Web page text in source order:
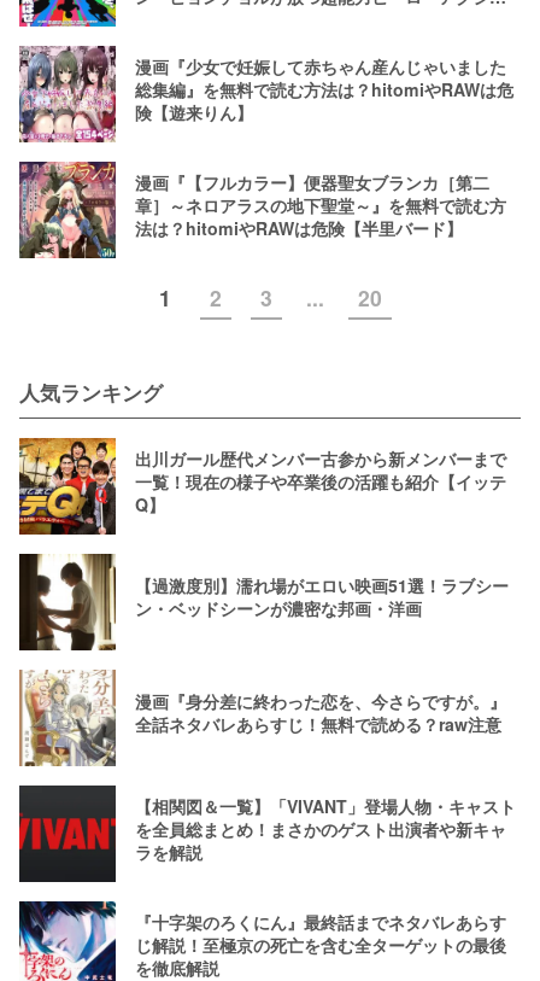
漫画『少女で妊娠して赤ちゃん産んじゃいました
総集編』を無料で読む方法は？hitomiやRAWは危
険【遊来りん】
漫画『【フルカラー】便器聖女ブランカ［第二
章］～ネロアラスの地下聖堂～』を無料で読む方
法は？hitomiやRAWは危険【半里バード】
1 2 3 ... 20
人気ランキング
出川ガール歴代メンバー古参から新メンバーまで
一覧！現在の様子や卒業後の活躍も紹介【イッテ
Q】
【過激度別】濡れ場がエロい映画51選！ラブシー
ン・ベッドシーンが濃密な邦画・洋画
漫画『身分差に終わった恋を、今さらですが。』
全話ネタバレあらすじ！無料で読める？raw注意
【相関図＆一覧】「VIVANT」登場人物・キャスト
を全員総まとめ！まさかのゲスト出演者や新キャ
ラを解説
『十字架のろくにん』最終話までネタバレあらす
じ解説！至極京の死亡を含む全ターゲットの最後
を徹底解説